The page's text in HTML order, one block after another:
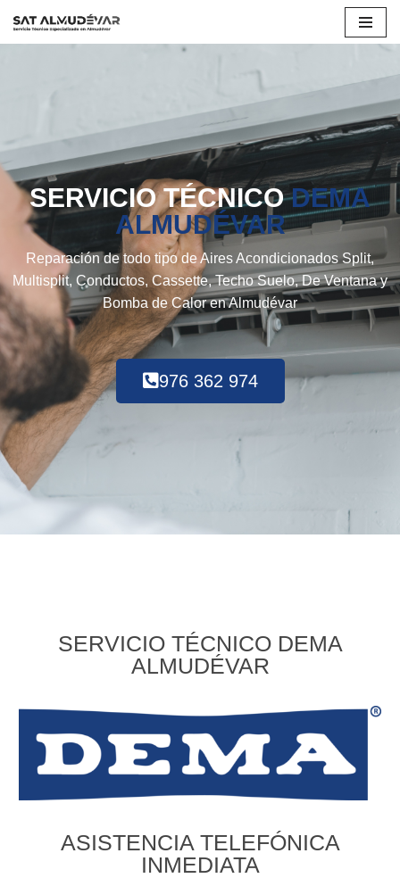
Saltar
SERVICIO TÉCNICO DEMA
ALMUDÉVAR
Reparación de todo tipo de Aires Acondicionados Split,
Multisplit, Conductos, Cassette, Techo Suelo, De Ventana y
Bomba de Calor en Almudévar
976 362 974
SERVICIO TÉCNICO DEMA
ALMUDÉVAR
ASISTENCIA TELEFÓNICA
INMEDIATA